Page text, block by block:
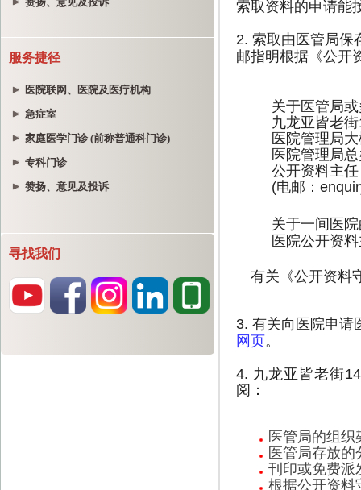
服务捷径
医院联网、医院及医疗机构
急症室
家庭医学门诊 (前称普通科门诊)
专科门诊
赞扬、意见及投诉
寻找我们